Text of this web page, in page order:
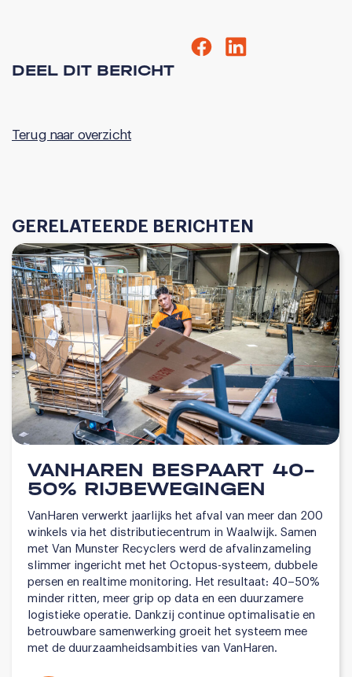
DEEL DIT BERICHT
Terug naar overzicht
GERELATEERDE BERICHTEN
VANHAREN BESPAART 40–
50% RIJBEWEGINGEN
VanHaren verwerkt jaarlijks het afval van meer dan 200
winkels via het distributiecentrum in Waalwijk. Samen
met Van Munster Recyclers werd de afvalinzameling
slimmer ingericht met het Octopus-systeem, dubbele
persen en realtime monitoring. Het resultaat: 40–50%
minder ritten, meer grip op data en een duurzamere
logistieke operatie. Dankzij continue optimalisatie en
betrouwbare samenwerking groeit het systeem mee
met de duurzaamheidsambities van VanHaren.